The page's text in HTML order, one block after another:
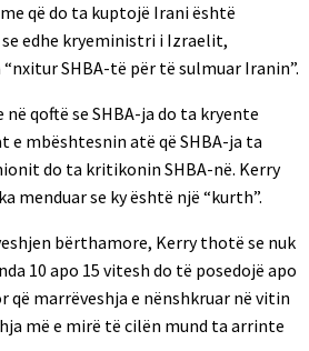
që do ta kuptojë Irani është
edhe kryeministri i Izraelit,
SHBA-të për të sulmuar Iranin”.
qoftë se SHBA-ja do ta kryente
mbështesnin atë që SHBA-ja ta
do ta kritikonin SHBA-në. Kerry
menduar se ky është një “kurth”.
bërthamore, Kerry thotë se nuk
10 apo 15 vitesh do të posedojë apo
që marrëveshja e nënshkruar në vitin
më e mirë të cilën mund ta arrinte